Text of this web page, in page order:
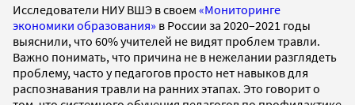
Исследователи НИУ ВШЭ в своем «Мониторинге
экономики образования» в России за 2020–2021 годы
выяснили, что 60% учителей не видят проблем травли.
Важно понимать, что причина не в нежелании разглядеть
проблему, часто у педагогов просто нет навыков для
распознавания травли на ранних этапах. Это говорит о